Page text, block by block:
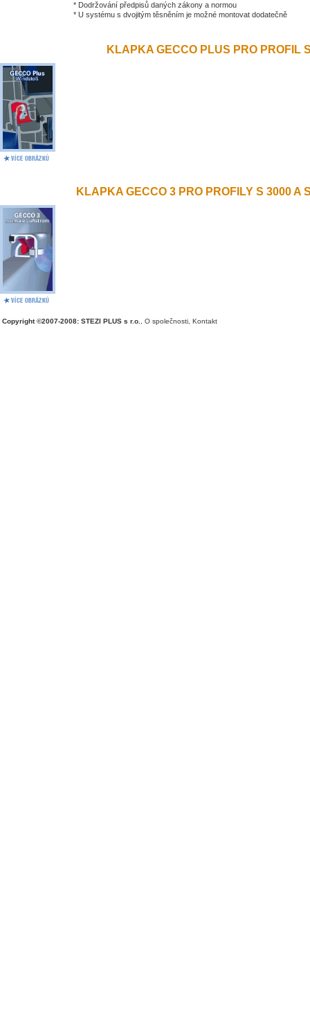
* Dodržování předpisů daných zákony a normou
* U systému s dvojitým těsněním je možné montovat dodatečně
KLAPKA GECCO PLUS PRO PROFIL
KLAPKA GECCO 3 PRO PROFILY S 3000 A
Copyright ©2007-2008: STEZI PLUS s r.o. O společnosti Kontakt